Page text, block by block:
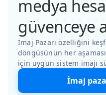
medya
güvenceye
İmaj Pazarı özelliğini
döngüsünün her
için uygun sistem imajı
İmaj